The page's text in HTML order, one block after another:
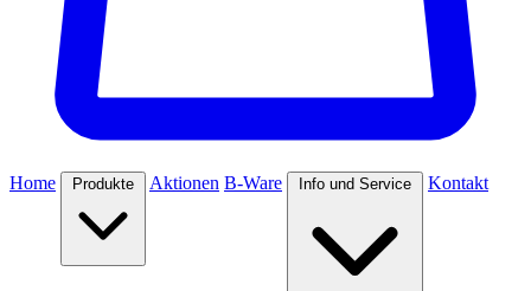
Home Produkte Aktionen B-Ware Info und Service Kontakt